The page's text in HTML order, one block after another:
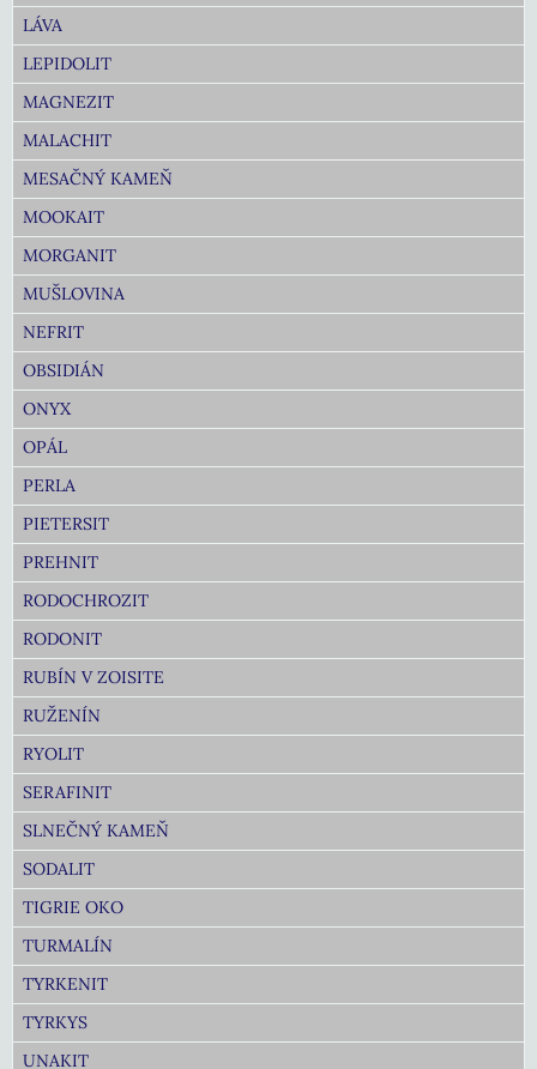
LÁVA
LEPIDOLIT
MAGNEZIT
MALACHIT
MESAČNÝ KAMEŇ
MOOKAIT
MORGANIT
MUŠLOVINA
NEFRIT
OBSIDIÁN
ONYX
OPÁL
PERLA
PIETERSIT
PREHNIT
RODOCHROZIT
RODONIT
RUBÍN V ZOISITE
RUŽENÍN
RYOLIT
SERAFINIT
SLNEČNÝ KAMEŇ
SODALIT
TIGRIE OKO
TURMALÍN
TYRKENIT
TYRKYS
UNAKIT